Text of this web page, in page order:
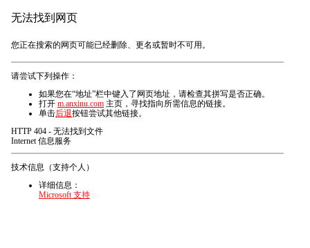
无法找到网页
您正在搜索的网页可能已经删除、更名或暂时不可用。
请尝试下列操作：
如果您在“地址”栏中键入了网页地址，请检查其拼写是否正确。
打开 m.anxinu.com 主页，寻找指向所需信息的链接。
单击后退按钮尝试其他链接。
HTTP 404 - 无法找到文件
Internet 信息服务
技术信息（支持个人）
详细信息：
Microsoft 支持